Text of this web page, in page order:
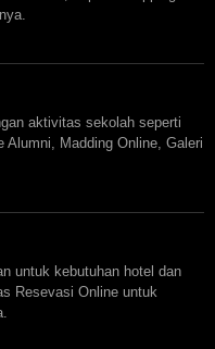
aktivitas sekolah seperti
Alumni, Madding Online, Galeri
untuk kebutuhan hotel dan
Resevasi Online untuk